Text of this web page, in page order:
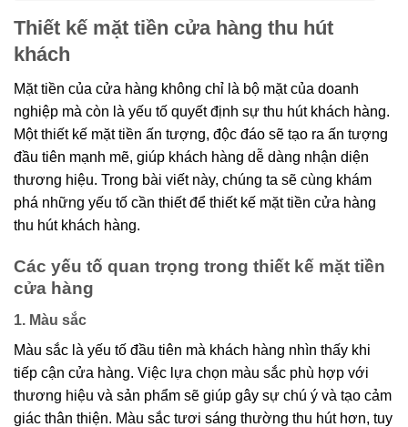
Thiết kế mặt tiền cửa hàng thu hút
khách
Mặt tiền của cửa hàng không chỉ là bộ mặt của doanh
nghiệp mà còn là yếu tố quyết định sự thu hút khách hàng.
Một thiết kế mặt tiền ấn tượng, độc đáo sẽ tạo ra ấn tượng
đầu tiên mạnh mẽ, giúp khách hàng dễ dàng nhận diện
thương hiệu. Trong bài viết này, chúng ta sẽ cùng khám
phá những yếu tố cần thiết để thiết kế mặt tiền cửa hàng
thu hút khách hàng.
Các yếu tố quan trọng trong thiết kế mặt tiền
cửa hàng
1. Màu sắc
Màu sắc là yếu tố đầu tiên mà khách hàng nhìn thấy khi
tiếp cận cửa hàng. Việc lựa chọn màu sắc phù hợp với
thương hiệu và sản phẩm sẽ giúp gây sự chú ý và tạo cảm
giác thân thiện. Màu sắc tươi sáng thường thu hút hơn, tuy